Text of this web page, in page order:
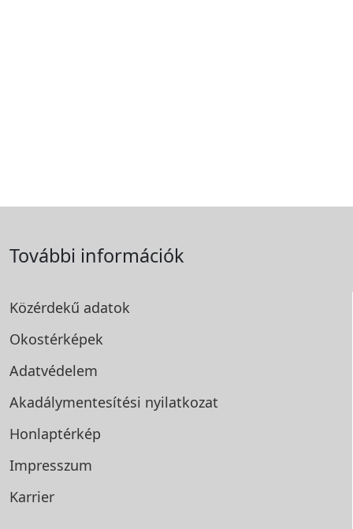
További információk
Közérdekű adatok
Okostérképek
Adatvédelem
Akadálymentesítési nyilatkozat
Honlaptérkép
Impresszum
Karrier